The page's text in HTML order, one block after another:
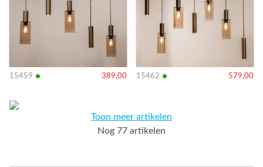
15459 • 389,00 15462 • 579,00
Toon meer artikelen
Nog 77 artikelen